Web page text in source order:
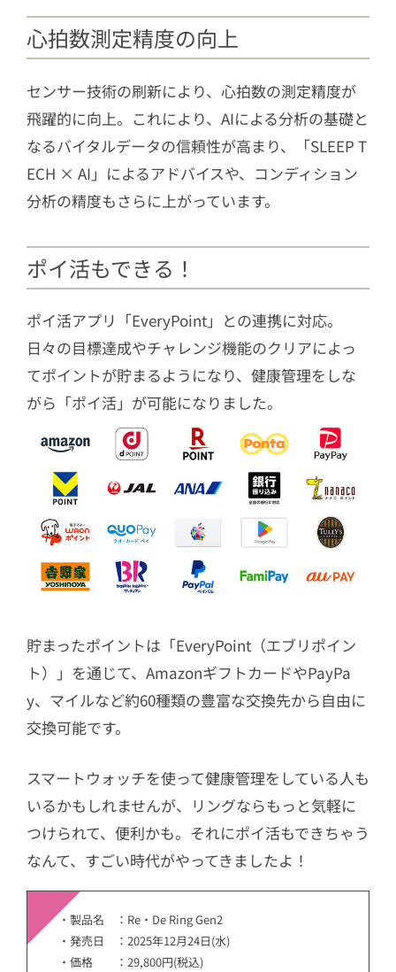
心拍数測定精度の向上
センサー技術の刷新により、心拍数の測定精度が
飛躍的に向上。これにより、AIによる分析の基礎と
なるバイタルデータの信頼性が高まり、「SLEEP T
ECH × AI」によるアドバイスや、コンディション
分析の精度もさらに上がっています。
ポイ活もできる！
ポイ活アプリ「EveryPoint」との連携に対応。
日々の目標達成やチャレンジ機能のクリアによっ
てポイントが貯まるようになり、健康管理をしな
がら「ポイ活」が可能になりました。
貯まったポイントは「EveryPoint（エブリポイン
ト）」を通じて、AmazonギフトカードやPayPa
y、マイルなど約60種類の豊富な交換先から自由に
交換可能です。
スマートウォッチを使って健康管理をしている人も
いるかもしれませんが、リングならもっと気軽に
つけられて、便利かも。それにポイ活もできちゃう
なんて、すごい時代がやってきましたよ！
・製品名 ：Re・De Ring Gen2
・発売日 ：2025年12月24日(水)
・価格 ：29,800円(税込)